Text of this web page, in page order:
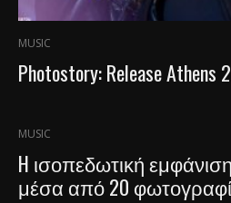
MUSIC
Photostory: Release Athens
MUSIC
H ισοπεδωτική
μέσα από 20